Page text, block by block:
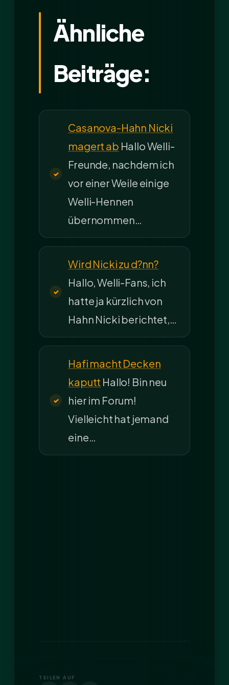
Ähnliche
Beiträge:
Casanova-Hahn Nicki
magert ab Hallo Welli-
Freunde, nachdem ich
vor einer Weile einige
Welli-Hennen
übernommen…
Wird Nicki zu d?nn?
Hallo, Welli-Fans, ich
hatte ja kürzlich von
Hahn Nicki berichtet,…
Hafi macht Decken
kaputt Hallo! Bin neu
hier im Forum!
Vielleicht hat jemand
eine…
TEILEN AUF